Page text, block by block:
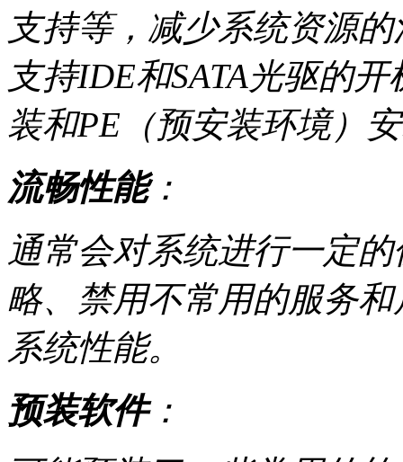
支持等，减少系统资源
支持IDE和SATA光驱的
装和PE（预安装环境）
流畅性能：
通常会对系统进行一定
略、禁用不常用的服务
系统性能。
预装软件：